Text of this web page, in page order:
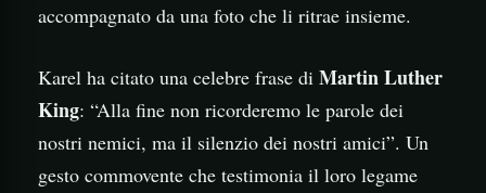
accompagnato da una foto che li ritrae insieme.
Karel ha citato una celebre frase di Martin Luther
King: “Alla fine non ricorderemo le parole dei
nostri nemici, ma il silenzio dei nostri amici”. Un
gesto commovente che testimonia il loro legame